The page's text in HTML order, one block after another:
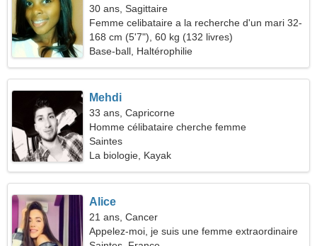
30 ans, Sagittaire
Femme celibataire a la recherche d'un mari 32-
38
168 cm (5'7"), 60 kg (132 livres)
Base-ball, Haltérophilie
Mehdi
33 ans, Capricorne
Homme célibataire cherche femme
Saintes
La biologie, Kayak
Alice
21 ans, Cancer
Appelez-moi, je suis une femme extraordinaire